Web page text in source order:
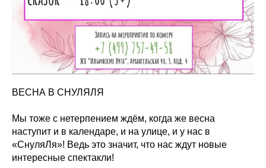
ВЕСНА В СНУЛЯЛЯ
Мы тоже с нетерпением ждём, когда же весна
наступит и в календаре, и на улице, и у нас в
«СнуляЛя»! Ведь это значит, что нас ждут новые
интересные спектакли!